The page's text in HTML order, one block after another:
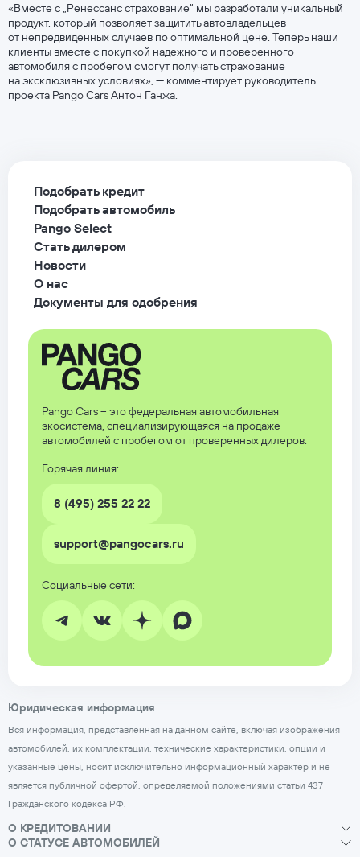
«Вместе с „Ренессанс страхование“ мы разработали уникальный
продукт, который позволяет защитить автовладельцев
от непредвиденных случаев по оптимальной цене. Теперь наши
клиенты вместе с покупкой надежного и проверенного
автомобиля с пробегом смогут получать страхование
на эксклюзивных условиях», — комментирует руководитель
проекта Pango Cars Антон Ганжа.
Подобрать кредит
Подобрать автомобиль
Pango Select
Стать дилером
Новости
О нас
Документы для одобрения
Pango Cars – это федеральная автомобильная
экосистема, специализирующаяся на продаже
автомобилей с пробегом от проверенных дилеров.
Горячая линия:
8 (495) 255 22 22
support@pangocars.ru
Юридическая информация
Вся информация, представленная на данном сайте, включая изображения
автомобилей, их комплектации, технические характеристики, опции и
указанные цены, носит исключительно информационный характер и не
является публичной офертой, определяемой положениями статьи 437
Гражданского кодекса РФ.
О КРЕДИТОВАНИИ
О СТАТУСЕ АВТОМОБИЛЕЙ